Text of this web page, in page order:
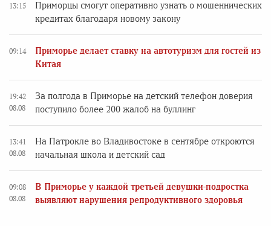
13:15
Приморцы смогут оперативно узнать о мошеннических
кредитах благодаря новому закону
09:14
Приморье делает ставку на автотуризм для гостей из
Китая
19:42
08.08
За полгода в Приморье на детский телефон доверия
поступило более 200 жалоб на буллинг
13:41
08.08
На Патрокле во Владивостоке в сентябре откроются
начальная школа и детский сад
09:08
08.08
В Приморье у каждой третьей девушки-подростка
выявляют нарушения репродуктивного здоровья